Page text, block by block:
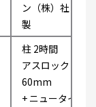
ン（株）社
製
柱 2時間
アスロック
60mm
+ ニュータイ